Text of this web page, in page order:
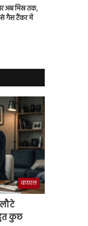
अब मिस्र तक,
से गैस टैंकर में
वायरल
कुछ